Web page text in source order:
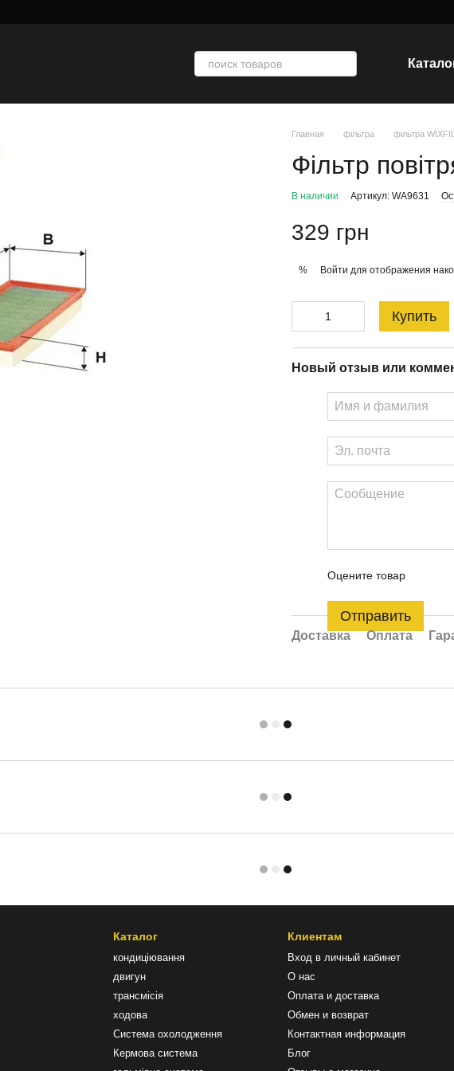
Главная фільтра фільтра
Фільтр
В наличии Артикул: WA9631
329 грн
% Войти для отображения
Купить
Новый отзыв или
Оцените товар
Отправить
Доставка Оплата
Каталог
кондиціювання
двигун
трансмісія
ходова
Система охолодження
Кермова система
Клиентам
Вход в личный кабинет
О нас
Оплата и доставка
Обмен и возврат
Контактная информация
Блог